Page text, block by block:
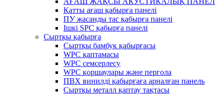
Қатты ағаш қабырға панелі
ПУ жасанды тас қабырға панелі
Ішкі SPC қабырға панелі
Сыртқы қабырға
Сыртқы бамбук қабырғасы
WPC қаптамасы
WPC семсерлесу
WPC қоршаулары және пергола
ПВХ винилді қабырғаға арналған панель
Сыртқы металл қаптау тақтасы